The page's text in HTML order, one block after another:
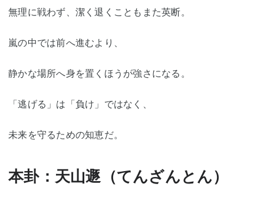
無理に戦わず、潔く退くこともまた英断。
嵐の中では前へ進むより、
静かな場所へ身を置くほうが強さになる。
「逃げる」は「負け」ではなく、
未来を守るための知恵だ。
本卦：天山遯（てんざんとん）